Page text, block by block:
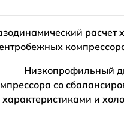
расчет
Низкопрофильный
со
характеристиками и